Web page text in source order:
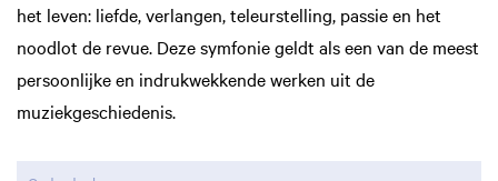
het leven: liefde, verlangen, teleurstelling, passie en het
noodlot de revue. Deze symfonie geldt als een van de meest
persoonlijke en indrukwekkende werken uit de
muziekgeschiedenis.